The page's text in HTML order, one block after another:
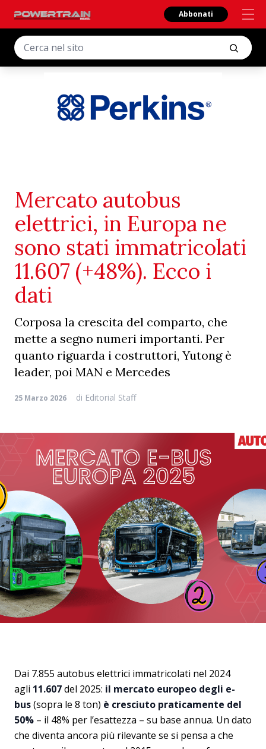
Abbonati
Mercato autobus
elettrici, in Europa ne
sono stati immatricolati
11.607 (+48%). Ecco i
dati
Corposa la crescita del comparto, che
mette a segno numeri importanti. Per
quanto riguarda i costruttori, Yutong è
leader, poi MAN e Mercedes
25 Marzo 2026 di Editorial Staff
Dai 7.855 autobus elettrici immatricolati nel 2024
agli 11.607del 2025: il mercato europeo degli e-
bus(sopra le 8 ton) è cresciuto praticamente del
50% – il 48% per l’esattezza – su base annua. Un dato
che diventa ancora più rilevante se si pensa a che